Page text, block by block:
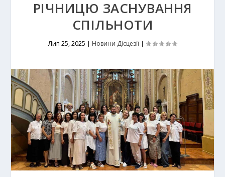
РІЧНИЦЮ ЗАСНУВАННЯ
СПІЛЬНОТИ
Лип 25, 2025 | Новини Дієцезії |